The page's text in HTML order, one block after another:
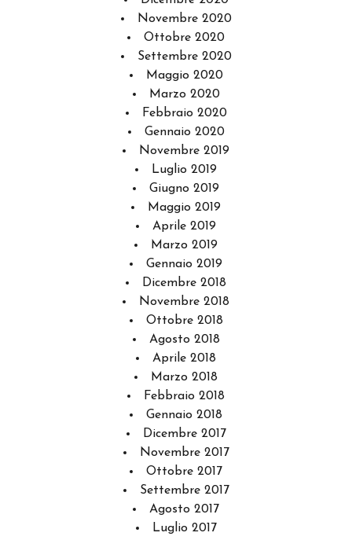
Novembre 2020
Ottobre 2020
Settembre 2020
Maggio 2020
Marzo 2020
Febbraio 2020
Gennaio 2020
Novembre 2019
Luglio 2019
Giugno 2019
Maggio 2019
Aprile 2019
Marzo 2019
Gennaio 2019
Dicembre 2018
Novembre 2018
Ottobre 2018
Agosto 2018
Aprile 2018
Marzo 2018
Febbraio 2018
Gennaio 2018
Dicembre 2017
Novembre 2017
Ottobre 2017
Settembre 2017
Agosto 2017
Luglio 2017